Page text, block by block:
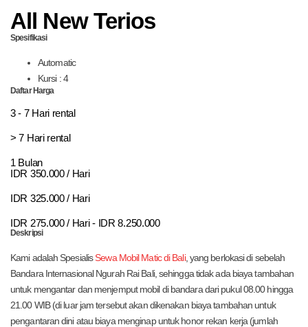
All New Terios
Spesifikasi
Automatic
Kursi : 4
Daftar Harga
3 - 7 Hari rental
> 7 Hari rental
1 Bulan
IDR 350.000 / Hari
IDR 325.000 / Hari
IDR 275.000 / Hari - IDR 8.250.000
Deskripsi
Kami adalah SpesialisSewa Mobil Matic di Bali, yang berlokasi di sebelah
Bandara Internasional Ngurah Rai Bali, sehingga tidak ada biaya tambahan
untuk mengantar dan menjemput mobil di bandara dari pukul 08.00 hingga
21.00 WIB (di luar jam tersebut akan dikenakan biaya tambahan untuk
pengantaran dini atau biaya menginap untuk honor rekan kerja (jumlah